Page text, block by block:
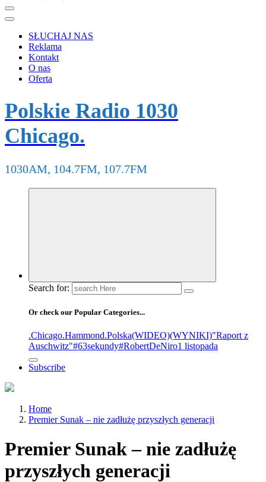
SŁUCHAJ NAS
Reklama
Kontakt
O nas
Oferta
Polskie Radio 1030
Chicago.
1030AM, 104.7FM, 107.7FM
Search for:
Or check our Popular Categories...
.Chicago.Hammond.Polska(WIDEO)(WYNIKI)"Raport z
Auschwitz"#63sekundy#RobertDeNiro1 listopada
Subscribe
Home
Premier Sunak – nie zadłużę przyszłych generacji
Premier Sunak – nie zadłużę
przyszłych generacji